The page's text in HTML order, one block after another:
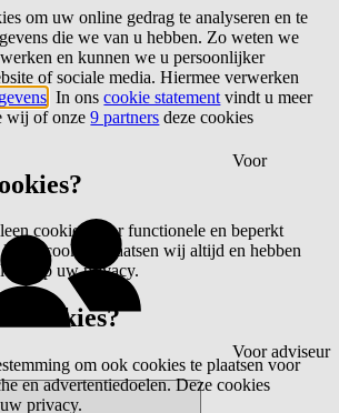
Voor
Voor adviseur
om uw online gedrag te analyseren en te
die we van u hebben. Zo weten we
en kunnen we u persoonlijker
of sociale media. Hiermee verwerken
. In onscookie statement vindt u meer
wij of onze9 partners deze cookies
cookies voor functionele en beperkt
cookies plaatsen wij altijd en hebben
op uw privacy.
cookies?
om ook cookies te plaatsen voor
en advertentiedoelen. Deze cookies
privacy.